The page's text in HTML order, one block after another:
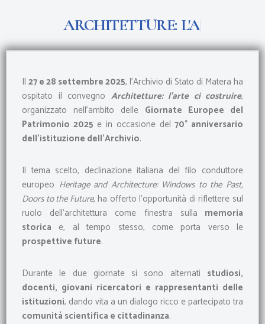
al
CHITETTURE: LAR TE D
Il 27 e 28 settembre 2025, l’Archivio di Stato di Matera ha
ospitato il convegno Architetture: l’arte ci costruire,
organizzato nell’ambito delle Giornate Europee del
Patrimonio 2025 e in occasione del70° anniversario
dell’istituzione dell’Archivio.
Il tema scelto, declinazione italiana del filo conduttore
europeo Heritage and Architecture: Windows to the Past,
Doors to the Future, ha offerto l’opportunità di riflettere sul
ruolo dell’architettura come finestra sulla memoria
storica e, al tempo stesso, come porta verso le
prospettive future.
Durante le due giornate si sono alternati studiosi,
docenti, giovani ricercatori e rappresentanti delle
istituzioni, dando vita a un dialogo ricco e partecipato tra
comunità scientifica e cittadinanza.